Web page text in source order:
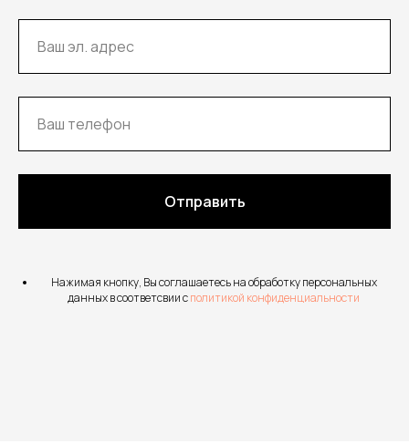
Отправить
Нажимая кнопку, Вы соглашаетесь на обработку персональных
данных в соответсвии сполитикой конфиденциальности